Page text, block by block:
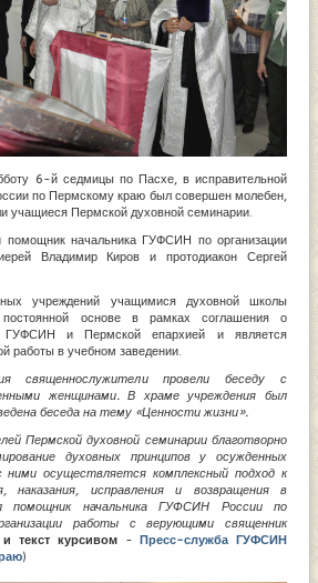
6-й седмицы по Пасхе, в исправительной
по Пермскому краю был совершен молебен,
учащиеся Пермской духовной семинарии.
помощник начальника ГУФСИН по организации
Владимир Киров и протодиакон Сергей
учреждений учащимися духовной школы
основе в рамках соглашения о
ГУФСИН и Пермской епархией и является
работы в учебном заведении.
священнослужители провели беседу с
женщинами. В храме учреждения был
беседа на тему «Ценности жизни».
Пермской духовной семинарии благотворно
духовных принципов у осужденных
осуществляется комплексный подход к
наказания, исправления и возвращения в
начальника ГУФСИН России по
работы с верующими священник
текст курсивом-Пресс-служба ГУФСИН
)